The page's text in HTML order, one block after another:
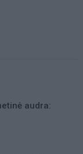
audra: